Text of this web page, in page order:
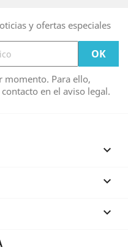
y ofertas especiales
momento. Para ello,
en el aviso legal.


